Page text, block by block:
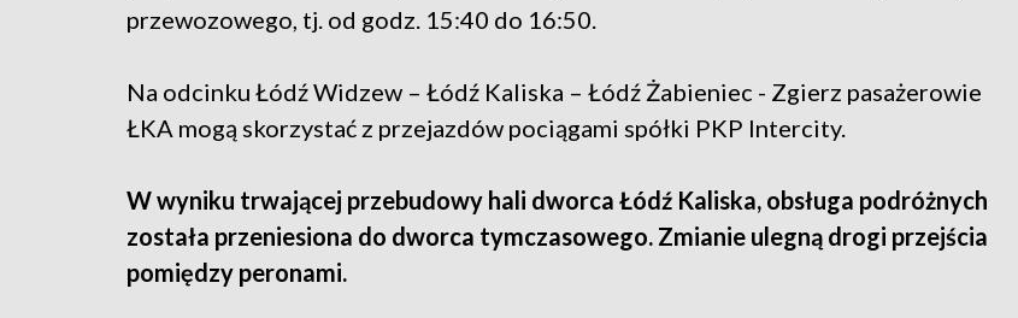
przewozowego, tj. od godz. 15:40 do 16:50.
Na odcinku Łódź Widzew – Łódź Kaliska – Łódź Żabieniec - Zgierz pasażerowie
ŁKA mogą skorzystać z przejazdów pociągami spółki PKP Intercity.
W wyniku trwającej przebudowy hali dworca Łódź Kaliska, obsługa podróżnych
została przeniesiona do dworca tymczasowego. Zmianie ulegną drogi przejścia
pomiędzy peronami.